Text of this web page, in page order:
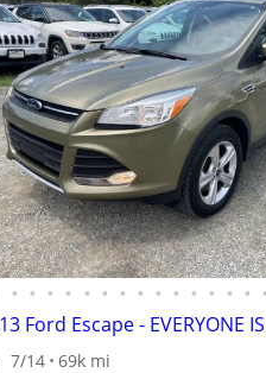
• • • • • • • • • • • • • • •
Ford Escape - EVERYONE
7/14 69k mi